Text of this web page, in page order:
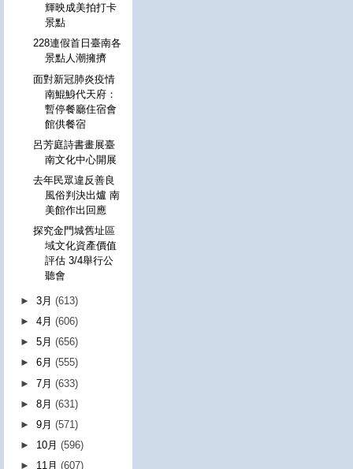
輝映成美拍打卡
景點
228連假首日臺南各
景點人潮擁擠
面對新冠肺炎疫情
南鯤鯓代天府：
暫停餐廳住宿會
館供餐宿
呂芳庭詩書畫展臺
南文化中心開展
去年民眾違反善良
風俗判決出爐 南
美館作出回應
探究金門城舊址區
域文化資產價值
評估 3/4舉行公
聽會
►3月(613)
►4月(606)
►5月(656)
►6月(555)
►7月(633)
►8月(631)
►9月(571)
► 10月(596)
► 11月(607)